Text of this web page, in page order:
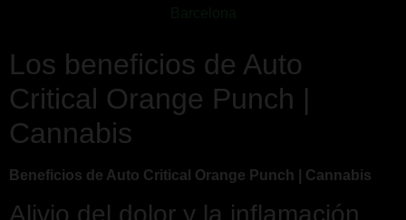
Los beneficios de Auto
Critical Orange Punch |
Cannabis
Beneficios de Auto Critical Orange Punch | Cannabis
Alivio del dolor y la inflamación